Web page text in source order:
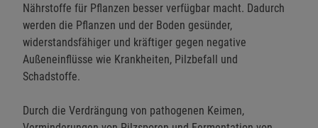
Nährstoffe für Pflanzen besser verfügbar macht. Dadurch
werden die Pflanzen und der Boden gesünder,
widerstandsfähiger und kräftiger gegen negative
Außeneinflüsse wie Krankheiten, Pilzbefall und
Schadstoffe.
Durch die Verdrängung von pathogenen Keimen,